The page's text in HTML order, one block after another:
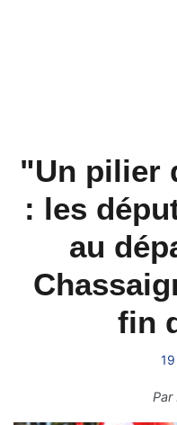
"Un pilier
: les
au
fin
Par